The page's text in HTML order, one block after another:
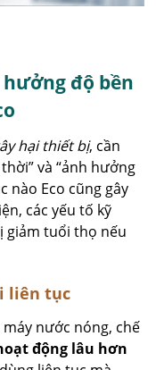
độ bền
hại thiết bị, cần
và “ảnh hưởng
nào Eco cũng gây
các yếu tố kỹ
giảm tuổi thọ nếu
liên tục
nước nóng, chế
động lâu hơn